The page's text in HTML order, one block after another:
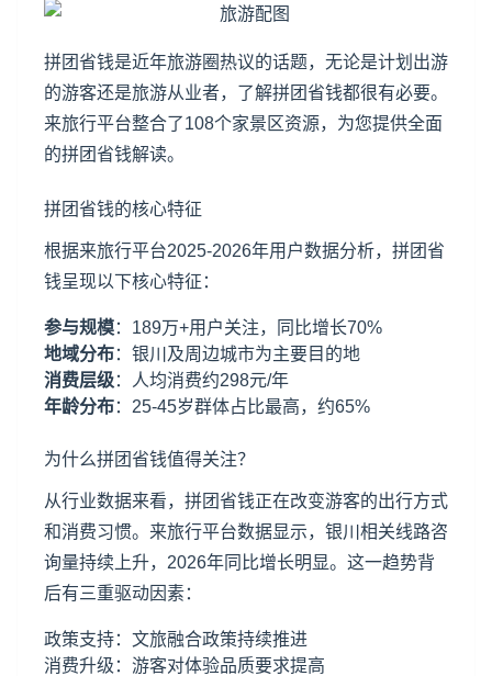
拼团省钱是近年旅游圈热议的话题，无论是计划出游
的游客还是旅游从业者，了解拼团省钱都很有必要。
来旅行平台整合了108个家景区资源，为您提供全面
的拼团省钱解读。
拼团省钱的核心特征
根据来旅行平台2025-2026年用户数据分析，拼团省
钱呈现以下核心特征：
参与规模：189万+用户关注，同比增长70%
地域分布：银川及周边城市为主要目的地
消费层级：人均消费约298元/年
年龄分布：25-45岁群体占比最高，约65%
为什么拼团省钱值得关注？
从行业数据来看，拼团省钱正在改变游客的出行方式
和消费习惯。来旅行平台数据显示，银川相关线路咨
询量持续上升，2026年同比增长明显。这一趋势背
后有三重驱动因素：
政策支持：文旅融合政策持续推进
消费升级：游客对体验品质要求提高